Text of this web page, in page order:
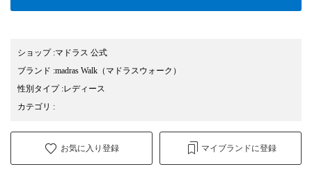
ショップ:マドラス 公式
ブランド :madras Walk （マドラスウォーク）
性別タイプ:レディース
カテゴリ :
お気に入り登録 マイブランドに登録